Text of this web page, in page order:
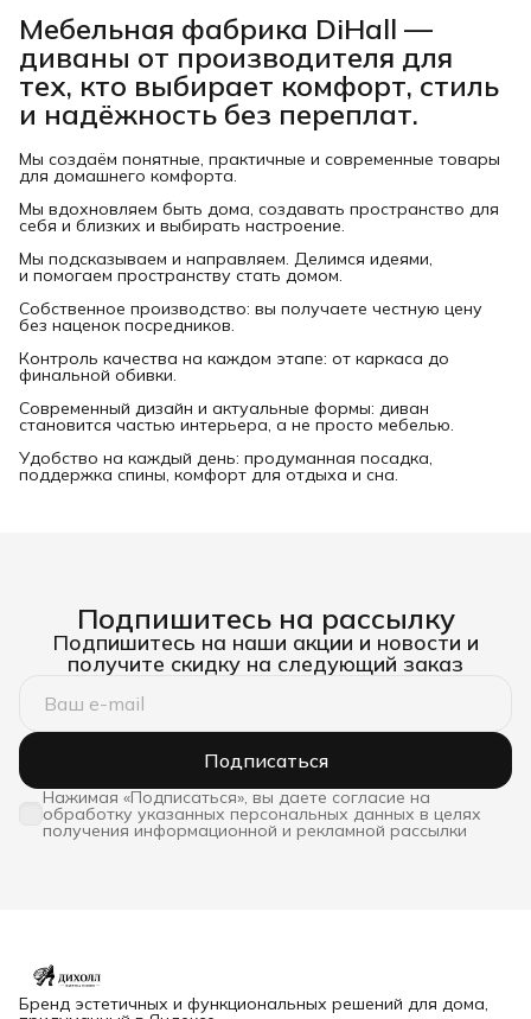
Мебельная фабрика DiHall —
диваны от производителя для
тех, кто выбирает комфорт, стиль
и надёжность без переплат.
Мы создаём понятные, практичные и современные товары
для домашнего комфорта.
Мы вдохновляем быть дома, создавать пространство для
себя и близких и выбирать настроение.
Мы подсказываем и направляем. Делимся идеями,
и помогаем пространству стать домом.
Собственное производство: вы получаете честную цену
без наценок посредников.
Контроль качества на каждом этапе: от каркаса до
финальной обивки.
Современный дизайн и актуальные формы: диван
становится частью интерьера, а не просто мебелью.
Удобство на каждый день: продуманная посадка,
поддержка спины, комфорт для отдыха и сна.
Подпишитесь на рассылку
Подпишитесь на наши акции и новости и
получите скидку на следующий заказ
Подписаться
Нажимая «Подписаться», вы даете согласие на
обработку указанных персональных данных в целях
получения информационной и рекламной рассылки
Бренд эстетичных и функциональных решений для дома,